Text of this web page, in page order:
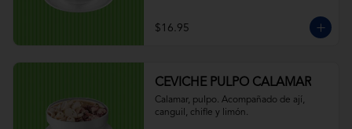
$16.95
CEVICHE PULPO CALAMAR
Calamar, pulpo. Acompañado de ají,
canguil, chifle y limón.